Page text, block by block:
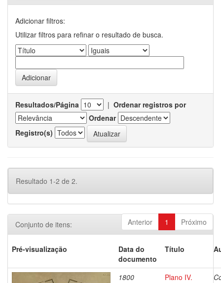
Adicionar filtros:
Utilizar filtros para refinar o resultado de busca.
Resultados/Página | Ordenar registros por
Ordenar
Registro(s)
Resultado 1-2 de 2.
Anterior 1 Próximo
Conjunto de itens:
Pré-visualização
Data do
documento
Título
1800
Plano IV.